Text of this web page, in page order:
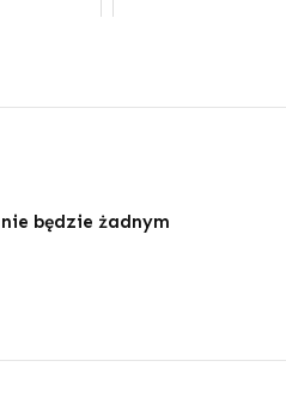
będzie żadnym